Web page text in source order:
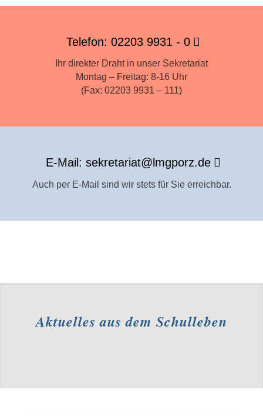
Telefon: 02203 9931 - 0
Ihr direkter Draht in unser Sekretariat
Montag – Freitag: 8-16 Uhr
(Fax: 02203 9931 – 111)
E-Mail: sekretariat@lmgporz.de
Auch per E-Mail sind wir stets für Sie erreichbar.
Aktuelles aus dem Schulleben